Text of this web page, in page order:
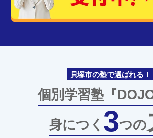
貝塚市の塾で選ばれる！
個別学習塾『
身につく 3つの